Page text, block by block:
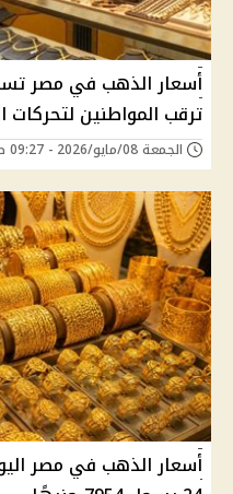
أسعار الذهب في مصر
ترقب المواطنين لتحركات
الجمعة 08/مايو/2026 - 09:27 ص